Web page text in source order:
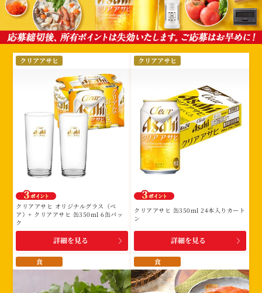
選
択
該
当
す
賞
品
クリアアサヒ
クリアアサヒ オリジナルグラス（ペ
ア）+ クリアアサヒ 缶350ml 6缶パッ
ク
詳細を見る
クリアアサヒ
クリアアサヒ 缶350ml 24本入りカート
ン
詳細を見る
食 食